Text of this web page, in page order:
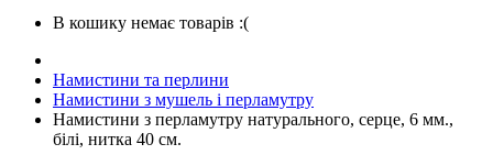
В кошику немає товарів :(
Намистини та перлини
Намистини з мушель і перламутру
Намистини з перламутру натурального, серце, 6 мм.,
білі, нитка 40 см.